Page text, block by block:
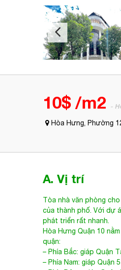
Hòa Hưng, Phường
A. Vị trí
Tòa nhà văn phòng
của thành phố. Với dự
phát triển rất nhanh.
Hòa HưngQuận 10